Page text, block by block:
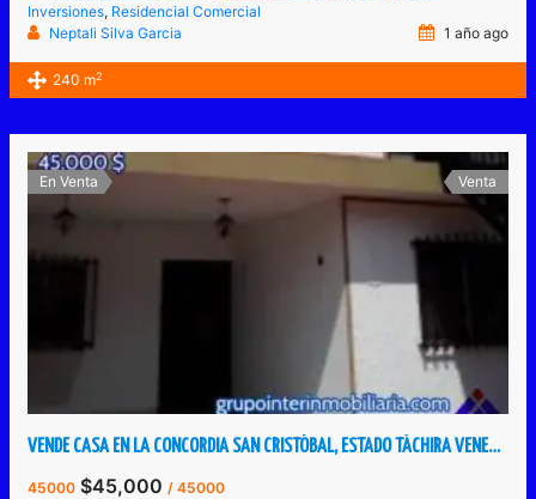
Inversiones, Residencial Comercial
Neptali Silva Garcia
1 año ago
240 m2
En Venta Venta
VENDE CASA EN LA CONCORDIA SAN CRISTÓBAL, ESTADO TÁCHIRA VENEZUELA
45000 $45,000 / 45000